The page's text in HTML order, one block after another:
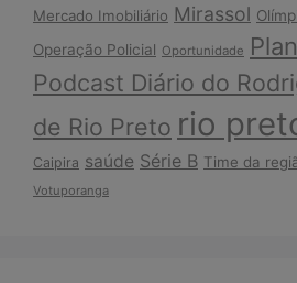
Mercado Imobiliário Mirassol
Operação Policial Oportunidade
Podcast Diário do
de Rio Preto rio
Caipira saúde Série B Time da
Votuporanga